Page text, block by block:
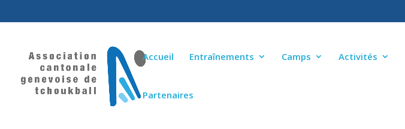
Accueil Entraînements Camps Activités
Partenaires